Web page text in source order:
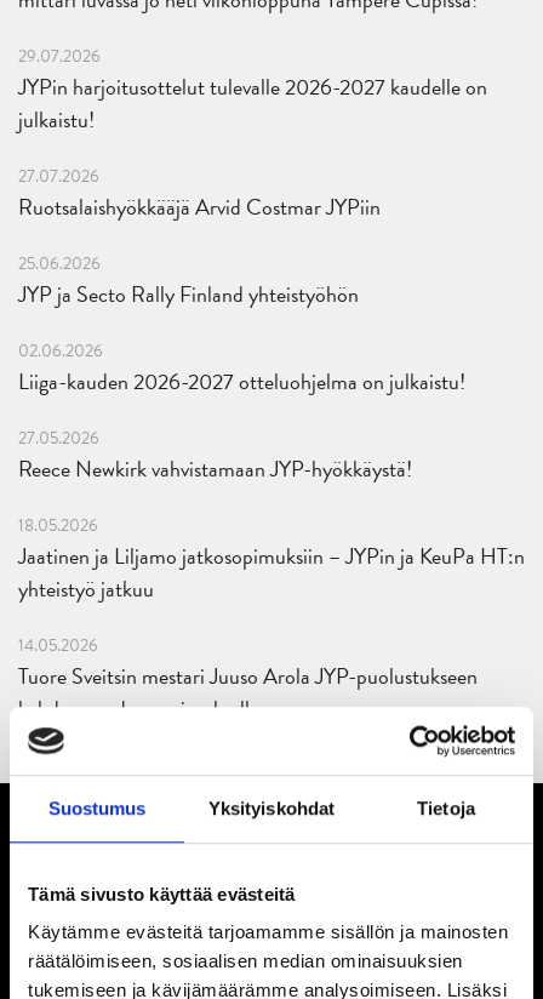
Suostumus Yksityiskohdat Tietoja
Tämä sivusto käyttää evästeitä
Käytämme evästeitä tarjoamamme sisällön ja mainosten
räätälöimiseen, sosiaalisen median ominaisuuksien
tukemiseen ja kävijämäärämme analysoimiseen. Lisäksi
29.07.2026
JYPin harjoitusottelut tulevalle 2026-2027 kaudelle on
julkaistu!
27.07.2026
Ruotsalaishyökkääjä Arvid Costmar JYPiin
25.06.2026
JYP ja Secto Rally Finland yhteistyöhön
02.06.2026
Liiga-kauden 2026-2027 otteluohjelma on julkaistu!
27.05.2026
Reece Newkirk vahvistamaan JYP-hyökkäystä!
18.05.2026
Jaatinen ja Liljamo jatkosopimuksiin – JYPin ja KeuPa HT:n
yhteistyö jatkuu
14.05.2026
Tuore Sveitsin mestari Juuso Arola JYP-puolustukseen
kahden vuoden sopimuksella